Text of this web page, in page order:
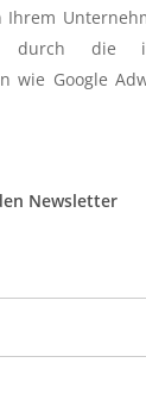
Ihrem
durch die
wie Google
Newsletter